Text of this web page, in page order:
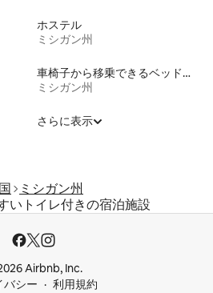
ホステル
ミシガン州
車椅子から移乗できるベッドがある宿泊施設
ミシガン州
さらに表示
ミシガン州
いトイレ付きの宿泊施設
Airbnb, Inc.
バシー
利用規約